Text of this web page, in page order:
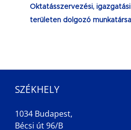
Oktatásszervezési,
területen dolgozó
SZÉKHELY
1034 Budapest,
Bécsi út 96/B